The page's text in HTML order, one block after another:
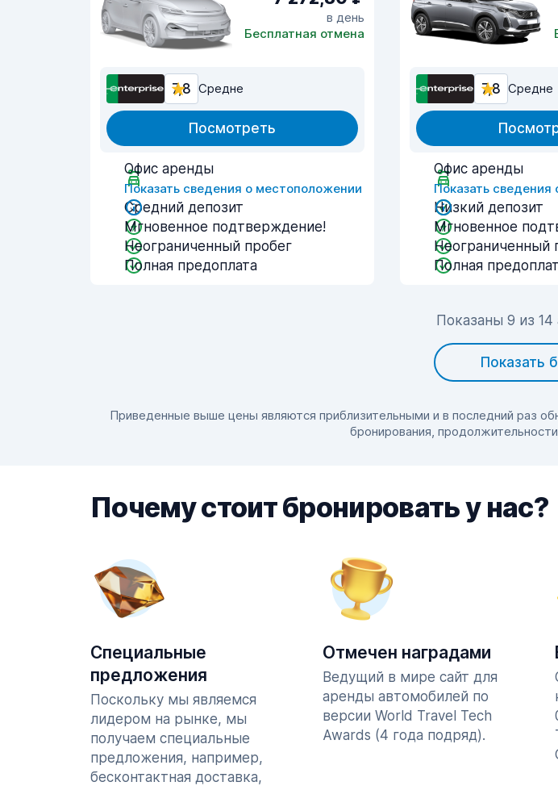
в день
Бесплатная отмена
7,8 Средне
Посмотреть
Офис аренды
Показать сведения о местоположении
Средний депозит
Мгновенное подтверждение!
Неограниченный пробег
Полная предоплата
7,8 Средне
Офис аренды
Показать
Низкий депозит
Мгновенное
Неограниченный
Полная
Показаны 9 из
Показать
Приведенные выше цены являются приблизительными и в последний раз
бронирования,
Почему стоит бронировать у нас?
Специальные
предложения
Поскольку мы являемся
лидером на рынке, мы
получаем специальные
предложения, например,
бесконтактная доставка,
Отмечен наградами
Ведущий в мире сайт для
аренды автомобилей по
версии World Travel Tech
Awards (4 года подряд).